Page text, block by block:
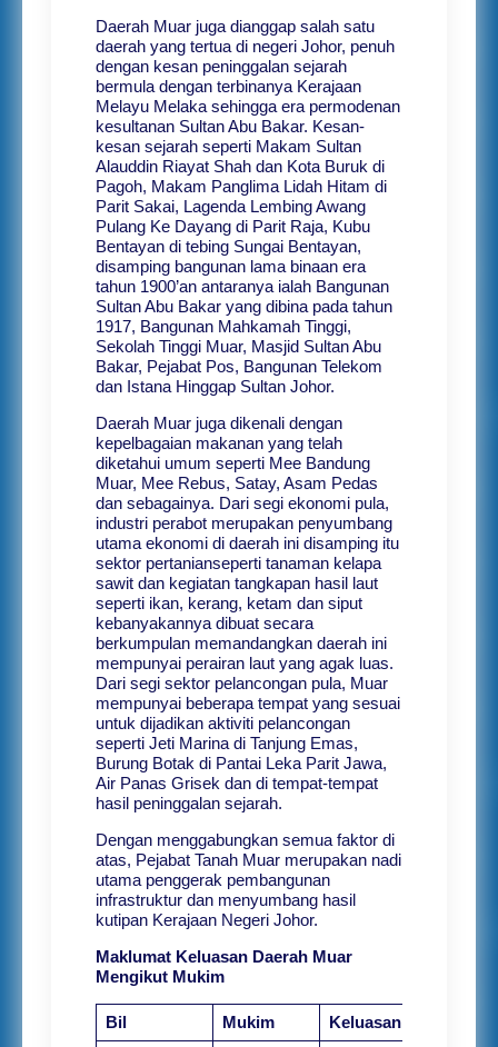
Daerah Muar juga dianggap salah satu
daerah yang tertua di negeri Johor, penuh
dengan kesan peninggalan sejarah
bermula dengan terbinanya Kerajaan
Melayu Melaka sehingga era permodenan
kesultanan Sultan Abu Bakar. Kesan-
kesan sejarah seperti Makam Sultan
Alauddin Riayat Shah dan Kota Buruk di
Pagoh, Makam Panglima Lidah Hitam di
Parit Sakai, Lagenda Lembing Awang
Pulang Ke Dayang di Parit Raja, Kubu
Bentayan di tebing Sungai Bentayan,
disamping bangunan lama binaan era
tahun 1900’an antaranya ialah Bangunan
Sultan Abu Bakar yang dibina pada tahun
1917, Bangunan Mahkamah Tinggi,
Sekolah Tinggi Muar, Masjid Sultan Abu
Bakar, Pejabat Pos, Bangunan Telekom
dan Istana Hinggap Sultan Johor.
Daerah Muar juga dikenali dengan
kepelbagaian makanan yang telah
diketahui umum seperti Mee Bandung
Muar, Mee Rebus, Satay, Asam Pedas
dan sebagainya. Dari segi ekonomi pula,
industri perabot merupakan penyumbang
utama ekonomi di daerah ini disamping itu
sektor pertanianseperti tanaman kelapa
sawit dan kegiatan tangkapan hasil laut
seperti ikan, kerang, ketam dan siput
kebanyakannya dibuat secara
berkumpulan memandangkan daerah ini
mempunyai perairan laut yang agak luas.
Dari segi sektor pelancongan pula, Muar
mempunyai beberapa tempat yang sesuai
untuk dijadikan aktiviti pelancongan
seperti Jeti Marina di Tanjung Emas,
Burung Botak di Pantai Leka Parit Jawa,
Air Panas Grisek dan di tempat-tempat
hasil peninggalan sejarah.
Dengan menggabungkan semua faktor di
atas, Pejabat Tanah Muar merupakan nadi
utama penggerak pembangunan
infrastruktur dan menyumbang hasil
kutipan Kerajaan Negeri Johor.
Maklumat Keluasan Daerah Muar
Mengikut Mukim
Bil Mukim Keluasan